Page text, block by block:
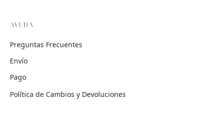
AYUDA
Preguntas Frecuentes
Envío
Pago
Política de Cambios y Devoluciones